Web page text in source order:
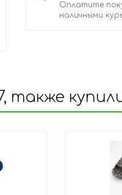
Оплатите
наличными
также